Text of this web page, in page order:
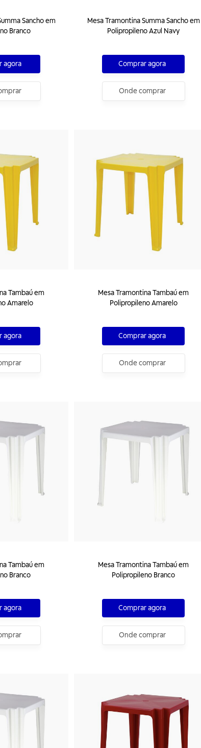
Sancho em
Branco
agora
Mesa Tramontina Summa Sancho em
Polipropileno Azul Navy
Comprar agora
Onde comprar
Tambaú em
Amarelo
agora
Mesa Tramontina Tambaú em
Polipropileno Amarelo
Comprar agora
Onde comprar
Tambaú em
Branco
agora
Mesa Tramontina Tambaú em
Polipropileno Branco
Comprar agora
Onde comprar